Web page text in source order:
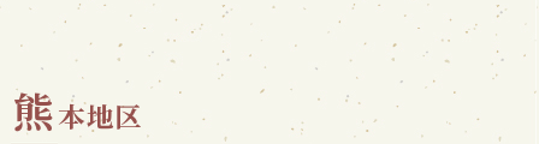
熊本地区